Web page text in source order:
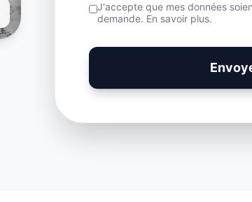
J'accepte que mes données
demande. En savoir plus.